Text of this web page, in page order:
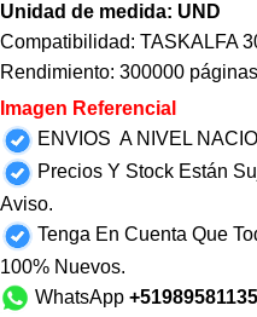
Unidad de medida: UND
Compatibilidad: TASKALFA
Rendimiento: 300000
Imagen Referencial
ENVIOS A NIVEL
Precios Y Stock Están
Aviso.
Tenga En Cuenta Que
100% Nuevos.
WhatsApp +51989581135